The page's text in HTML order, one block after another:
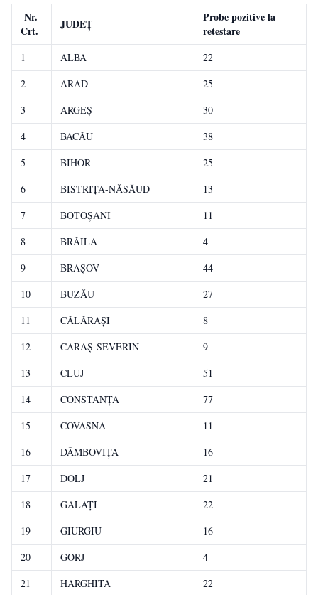
Nr.
Crt.
JUDEȚ
Probe pozitive la
retestare
1 ALBA
22
2
ARAD
25
3
ARGEŞ
30
4
BACĂU
38
5
BIHOR
25
6
BISTRIŢA-NĂSĂUD
13
7
BOTOŞANI
11
8
BRĂILA
4
9
BRAŞOV
44
10
BUZĂU
27
11
CĂLĂRAŞI
8
12
CARAŞ-SEVERIN
9
13
CLUJ
51
14
CONSTANŢA
77
15
COVASNA
11
16
DÂMBOVIŢA
16
17
DOLJ
21
18
GALAŢI
22
19
GIURGIU
16
20
GORJ
4
21
HARGHITA 22